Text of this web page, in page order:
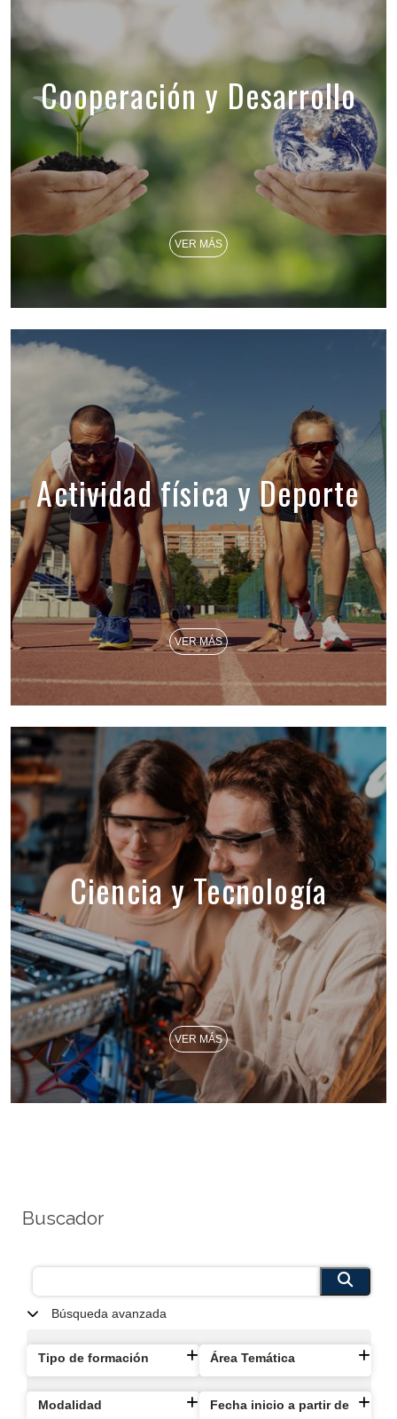
Cooperación y Desarrollo
VER MÁS
Actividad física y Deporte
VER MÁS
Ciencia y Tecnología
VER MÁS
Buscador
Búsqueda avanzada
Tipo de formación Área Temática
Modalidad Fecha inicio a partir de